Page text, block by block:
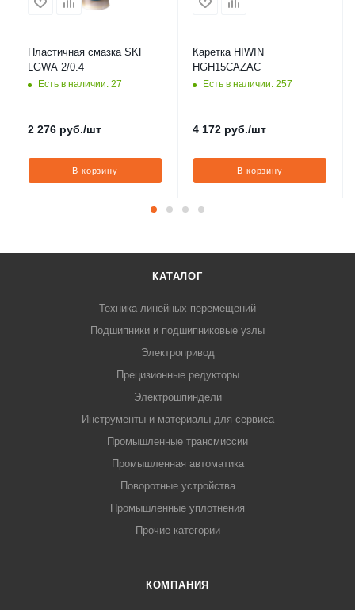
Пластичная смазка SKF
LGWA 2/0.4
Есть в наличии: 27
2 276 руб./шт
В корзину
Каретка HIWIN
HGH15CAZAC
Есть в наличии: 257
4 172 руб./шт
В корзину
КАТАЛОГ
Техника линейных перемещений
Подшипники и подшипниковые узлы
Электропривод
Прецизионные редукторы
Электрошпиндели
Инструменты и материалы для сервиса
Промышленные трансмиссии
Промышленная автоматика
Поворотные устройства
Промышленные уплотнения
Прочие категории
КОМПАНИЯ